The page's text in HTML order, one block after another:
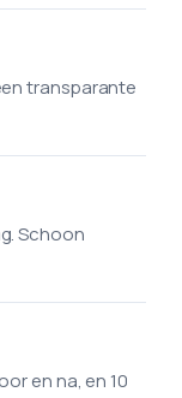
transparante
Schoon
en na, en 10